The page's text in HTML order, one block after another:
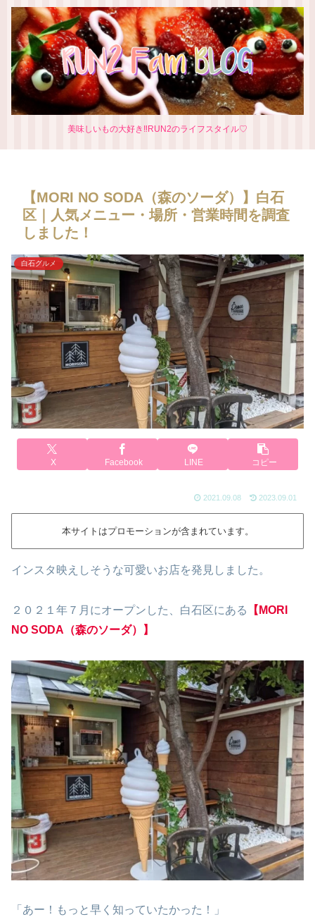
美味しいもの大好き‼RUN2のライフスタイル♡
【MORI NO SODA（森のソーダ）】白石
区｜人気メニュー・場所・営業時間を調査
しました！
白石グルメ
X Facebook LINE コピー
2021.09.08 2023.09.01
本サイトはプロモーションが含まれています。
インスタ映えしそうな可愛いお店を発見しました。
２０２１年７月にオープンした、白石区にある
【MORI
NO SODA（森のソーダ）】
「あー！もっと早く知っていたかった！」